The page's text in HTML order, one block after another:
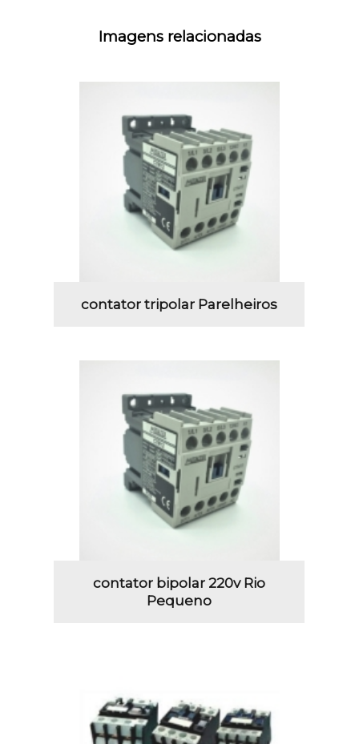
Imagens relacionadas
contator tripolar Parelheiros
contator bipolar 220v Rio
Pequeno